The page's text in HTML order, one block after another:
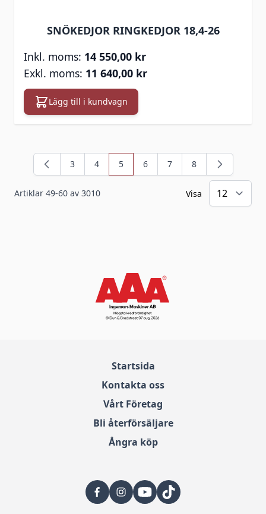
SNÖKEDJOR RINGKEDJOR 18,4-26
14 550,00 kr
11 640,00 kr
Lägg till i kundvagn
Artiklar 49-60 av 3010
Sida
3 Sida
4 You're currently reading page
5 Sida
6 Sida
7 Sida
8
Visa
Startsida
Kontakta oss
Vårt Företag
Bli återförsäljare
Ångra köp